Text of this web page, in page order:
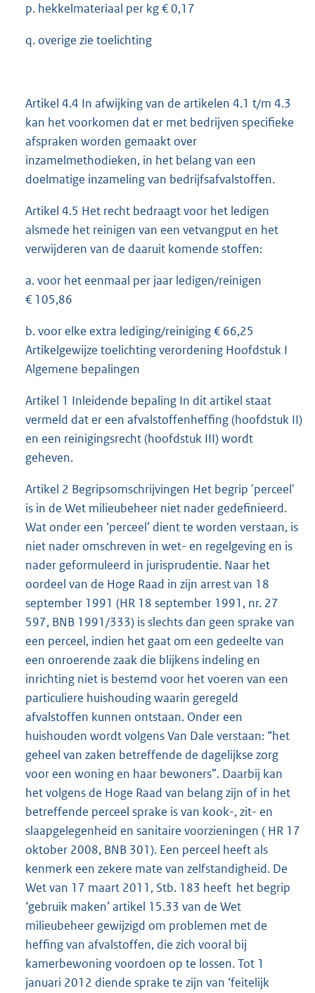
p. hekkelmateriaal per kg € 0,17
q. overige zie toelichting
Artikel 4.4 In afwijking van de artikelen 4.1 t/m 4.3
kan het voorkomen dat er met bedrijven specifieke
afspraken worden gemaakt over
inzamelmethodieken, in het belang van een
doelmatige inzameling van bedrijfsafvalstoffen.
Artikel 4.5 Het recht bedraagt voor het ledigen
alsmede het reinigen van een vetvangput en het
verwijderen van de daaruit komende stoffen:
a. voor het eenmaal per jaar ledigen/reinigen
€ 105,86
b. voor elke extra lediging/reiniging € 66,25
Artikelgewijze toelichting verordening Hoofdstuk I
Algemene bepalingen
Artikel 1 Inleidende bepaling In dit artikel staat
vermeld dat er een afvalstoffenheffing (hoofdstuk II)
en een reinigingsrecht (hoofdstuk III) wordt
geheven.
Artikel 2 Begripsomschrijvingen Het begrip 'perceel'
is in de Wet milieubeheer niet nader gedefinieerd.
Wat onder een ‘perceel’ dient te worden verstaan, is
niet nader omschreven in wet- en regelgeving en is
nader geformuleerd in jurisprudentie. Naar het
oordeel van de Hoge Raad in zijn arrest van 18
september 1991 (HR 18 september 1991, nr. 27
597, BNB 1991/333) is slechts dan geen sprake van
een perceel, indien het gaat om een gedeelte van
een onroerende zaak die blijkens indeling en
inrichting niet is bestemd voor het voeren van een
particuliere huishouding waarin geregeld
afvalstoffen kunnen ontstaan. Onder een
huishouden wordt volgens Van Dale verstaan: “het
geheel van zaken betreffende de dagelijkse zorg
voor een woning en haar bewoners”. Daarbij kan
het volgens de Hoge Raad van belang zijn of in het
betreffende perceel sprake is van kook-, zit- en
slaapgelegenheid en sanitaire voorzieningen ( HR 17
oktober 2008, BNB 301). Een perceel heeft als
kenmerk een zekere mate van zelfstandigheid. De
Wet van 17 maart 2011, Stb. 183 heeft het begrip
‘gebruik maken’ artikel 15.33 van de Wet
milieubeheer gewijzigd om problemen met de
heffing van afvalstoffen, die zich vooral bij
kamerbewoning voordoen op te lossen. Tot 1
januari 2012 diende sprake te zijn van ‘feitelijk